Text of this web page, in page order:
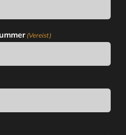
(Vereist)